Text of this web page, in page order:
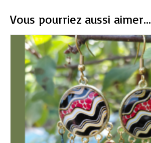
Vous pourriez aussi aimer...